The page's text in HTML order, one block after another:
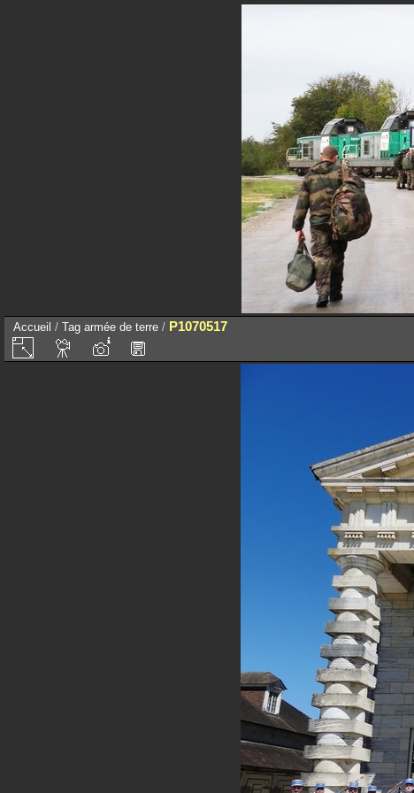
Accueil / Tag armée de terre / P1070517